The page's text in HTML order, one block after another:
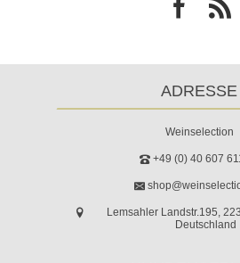
ADRESSE
Weinselection
+49 (0) 40 607
Lemsahler Landstr.195,
Deutschland